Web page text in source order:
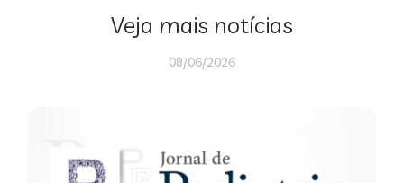
Veja mais notícias
08/06/2026